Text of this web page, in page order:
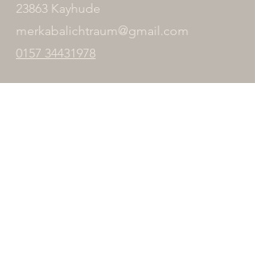
23863 Kayhude
merkabalichtraum@gmail.com
0157 34431978